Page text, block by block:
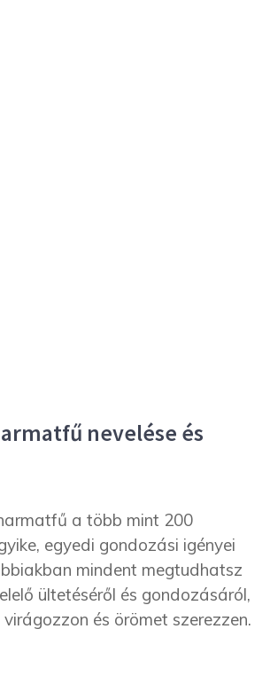
nevelése és
a több mint 200
egyedi gondozási igényei
mindent megtudhatsz
ültetéséről és gondozásáról,
és örömet szerezzen.